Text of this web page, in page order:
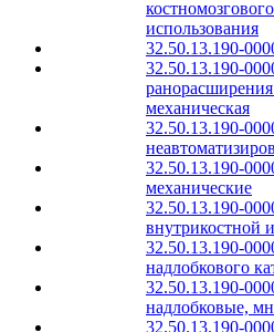
использования
32.50.13.190-
32.50.13.190-
механическая
32.50.13.190-
32.50.13.190-
механические
32.50.13.190-
внутрикостной
32.50.13.190-
надлобкового
32.50.13.190-
надлобковые,
32.50.13.190-